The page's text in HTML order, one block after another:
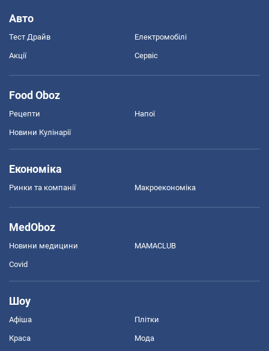
Авто
Тест Драйв Електромобілі
Акції Сервіс
Food Oboz
Рецепти Напої
Новини Кулінарії
Економіка
Ринки та компанії Макроекономіка
MedOboz
Новини медицини MAMACLUB
Covid
Шоу
Афіша Плітки
Краса Мода